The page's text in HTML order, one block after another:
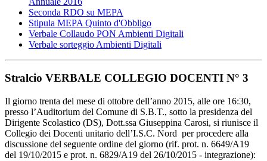
Seconda RDO su MEPA
Stipula MEPA Quinto d'Obbligo
Verbale Collaudo PON Ambienti Digitali
Verbale sorteggio Ambienti Digitali
Stralcio VERBALE COLLEGIO DOCENTI N° 3
Il giorno trenta del mese di ottobre dell’anno 2015, alle ore 16:30,
presso l’Auditorium del Comune di S.B.T., sotto la presidenza del
Dirigente Scolastico (DS), Dott.ssa Giuseppina Carosi, si riunisce il
Collegio dei Docenti unitario dell’I.S.C. Nord per procedere alla
discussione del seguente ordine del giorno (rif. prot. n. 6649/A19
del 19/10/2015 e prot. n. 6829/A19 del 26/10/2015 - integrazione):